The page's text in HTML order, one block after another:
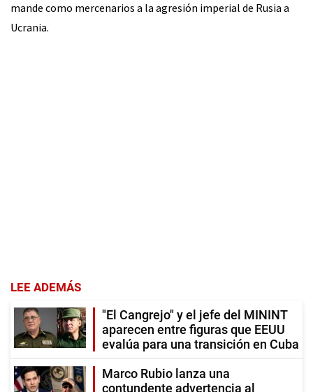
mande como mercenarios a la agresión imperial de Rusia a
Ucrania.
LEE ADEMÁS
"El Cangrejo" y el jefe del MININT
aparecen entre figuras que EEUU
evalúa para una transición en Cuba
Marco Rubio lanza una
contundente advertencia al